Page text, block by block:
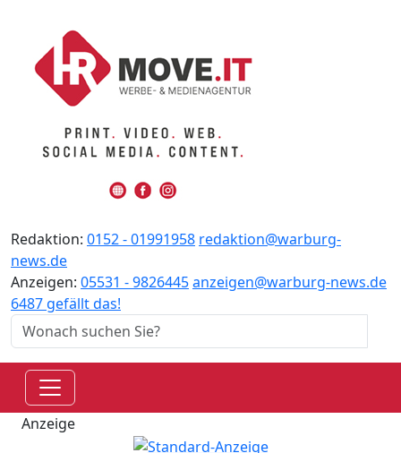
Redaktion: 0152 - 01991958 redaktion@warburg-
news.de
Anzeigen: 05531 - 9826445anzeigen@warburg-news.de
6487 gefällt das!
Anzeige